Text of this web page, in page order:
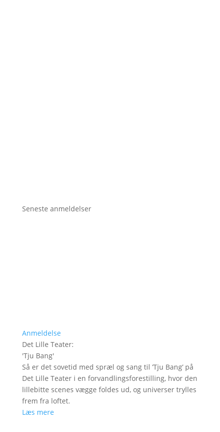
Seneste anmeldelser
Anmeldelse
Det Lille Teater:
'Tju Bang'
Så er det sovetid med spræl og sang til ’Tju Bang’ på
Det Lille Teater i en forvandlingsforestilling, hvor den
lillebitte scenes vægge foldes ud, og universer trylles
frem fra loftet.
Læs mere